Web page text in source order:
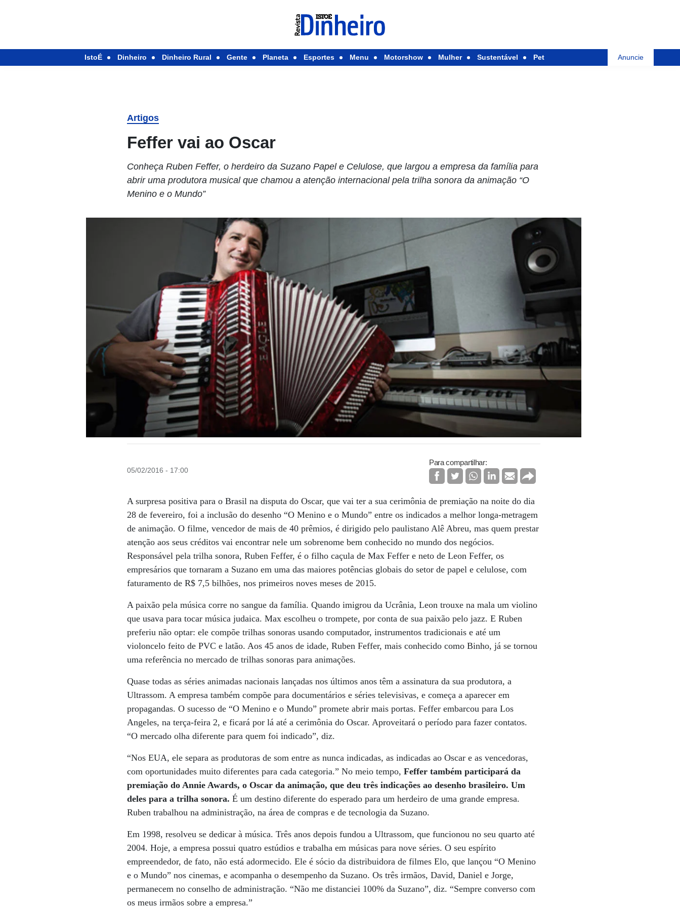
IstoÉ Dinheiro Dinheiro Rural Gente Planeta Esportes Menu Motorshow Mulher Sustentável Pet Anuncie
Artigos
Feffer vai ao Oscar
Conheça Ruben Feffer, o herdeiro da Suzano Papel e Celulose, que largou a empresa da família para
abrir uma produtora musical que chamou a atenção internacional pela trilha sonora da animação “O
Menino e o Mundo”
05/02/2016 - 17:00
Para compartilhar:
A surpresa positiva para o Brasil na disputa do Oscar, que vai ter a sua cerimônia de premiação na noite do dia
28 de fevereiro, foi a inclusão do desenho “O Menino e o Mundo” entre os indicados a melhor longa-metragem
de animação. O filme, vencedor de mais de 40 prêmios, é dirigido pelo paulistano Alê Abreu, mas quem prestar
atenção aos seus créditos vai encontrar nele um sobrenome bem conhecido no mundo dos negócios.
Responsável pela trilha sonora, Ruben Feffer, é o filho caçula de Max Feffer e neto de Leon Feffer, os
empresários que tornaram a Suzano em uma das maiores potências globais do setor de papel e celulose, com
faturamento de R$ 7,5 bilhões, nos primeiros noves meses de 2015.
A paixão pela música corre no sangue da família. Quando imigrou da Ucrânia, Leon trouxe na mala um violino
que usava para tocar música judaica. Max escolheu o trompete, por conta de sua paixão pelo jazz. E Ruben
preferiu não optar: ele compõe trilhas sonoras usando computador, instrumentos tradicionais e até um
violoncelo feito de PVC e latão. Aos 45 anos de idade, Ruben Feffer, mais conhecido como Binho, já se tornou
uma referência no mercado de trilhas sonoras para animações.
Quase todas as séries animadas nacionais lançadas nos últimos anos têm a assinatura da sua produtora, a
Ultrassom. A empresa também compõe para documentários e séries televisivas, e começa a aparecer em
propagandas. O sucesso de “O Menino e o Mundo” promete abrir mais portas. Feffer embarcou para Los
Angeles, na terça-feira 2, e ficará por lá até a cerimônia do Oscar. Aproveitará o período para fazer contatos.
“O mercado olha diferente para quem foi indicado”, diz.
“Nos EUA, ele separa as produtoras de som entre as nunca indicadas, as indicadas ao Oscar e as vencedoras,
com oportunidades muito diferentes para cada categoria.” No meio tempo,Feffer também participará da
premiação do Annie Awards, o Oscar da animação, que deu três indicações ao desenho brasileiro. Um
deles para a trilha sonora.É um destino diferente do esperado para um herdeiro de uma grande empresa.
Ruben trabalhou na administração, na área de compras e de tecnologia da Suzano.
Em 1998, resolveu se dedicar à música. Três anos depois fundou a Ultrassom, que funcionou no seu quarto até
2004. Hoje, a empresa possui quatro estúdios e trabalha em músicas para nove séries. O seu espírito
empreendedor, de fato, não está adormecido. Ele é sócio da distribuidora de filmes Elo, que lançou “O Menino
e o Mundo” nos cinemas, e acompanha o desempenho da Suzano. Os três irmãos, David, Daniel e Jorge,
permanecem no conselho de administração. “Não me distanciei 100% da Suzano”, diz. “Sempre converso com
os meus irmãos sobre a empresa.”